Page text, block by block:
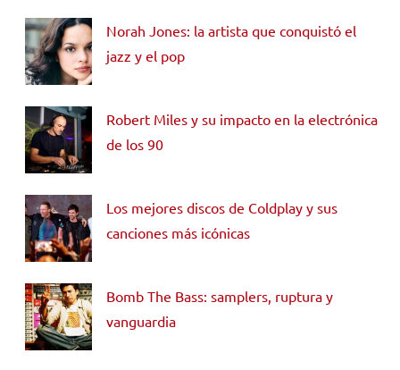
Norah Jones: la artista que conquistó el
jazz y el pop
Robert Miles y su impacto en la electrónica
de los 90
Los mejores discos de Coldplay y sus
canciones más icónicas
Bomb The Bass: samplers, ruptura y
vanguardia